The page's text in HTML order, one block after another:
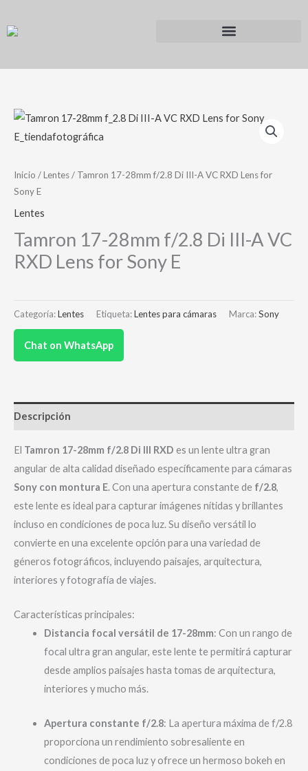
Inicio /Lentes/ Tamron 17-28mm f/2.8 Di III-A VC RXD Lens for
Sony E
Lentes
Tamron 17-28mm f/2.8 Di III-A VC
RXD Lens for Sony E
Categoría:Lentes Etiqueta:Lentes para cámaras Marca:Sony
Chat on WhatsApp
Descripción
El Tamron 17-28mm f/2.8 Di III RXD es un lente ultra gran
angular de alta calidad diseñado específicamente para cámaras
Sony con montura E. Con una apertura constante de f/2.8,
este lente es ideal para capturar imágenes nítidas y brillantes
incluso en condiciones de poca luz. Su diseño versátil lo
convierte en una excelente opción para una variedad de
géneros fotográficos, incluyendo paisajes, arquitectura,
interiores y fotografía de viajes.
Características principales:
Distancia focal versátil de 17-28mm: Con un rango de
focal ultra gran angular, este lente te permitirá capturar
desde amplios paisajes hasta tomas de arquitectura,
interiores y mucho más.
Apertura constante f/2.8: La apertura máxima de f/2.8
proporciona un rendimiento sobresaliente en
condiciones de poca luz y ofrece un hermoso bokeh en